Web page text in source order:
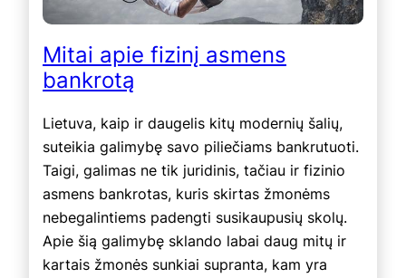
Mitai apie fizinį asmens
bankrotą
Lietuva, kaip ir daugelis kitų modernių šalių,
suteikia galimybę savo piliečiams bankrutuoti.
Taigi, galimas ne tik juridinis, tačiau ir fizinio
asmens bankrotas, kuris skirtas žmonėms
nebegalintiems padengti susikaupusių skolų.
Apie šią galimybę sklando labai daug mitų ir
kartais žmonės sunkiai supranta, kam yra